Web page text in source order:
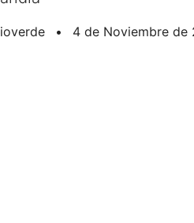
• 4 de Noviembre de